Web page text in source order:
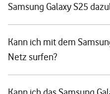
Samsung Galaxy S25
Kann ich mit dem
Netz surfen?